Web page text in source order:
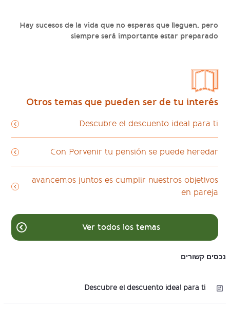
Hay sucesos de la vida que no esperas que lleguen, pero
siempre será importante estar preparado
Otros temas que pueden ser de tu interés
Descubre el descuento ideal para ti
Con Porvenir tu pensión se puede heredar
avancemos juntos es cumplir nuestros objetivos
en pareja
Ver todos los temas
נכסים קשורים
Descubre el descuento ideal para ti